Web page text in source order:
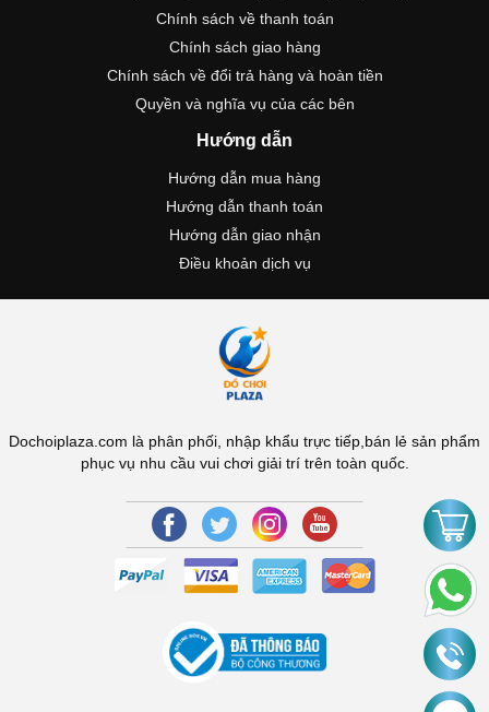
Chính sách về thanh toán
Chính sách giao hàng
Chính sách về đổi trả hàng và hoàn tiền
Quyền và nghĩa vụ của các bên
Hướng dẫn
Hướng dẫn mua hàng
Hướng dẫn thanh toán
Hướng dẫn giao nhận
Điều khoản dịch vụ
Dochoiplaza.com là phân phối, nhập khẩu trực tiếp,bán lẻ sản phẩm
phục vụ nhu cầu vui chơi giải trí trên toàn quốc.